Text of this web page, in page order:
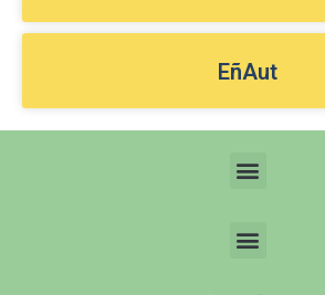
EñAut